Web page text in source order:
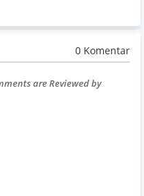
0 Komentar
are Reviewed by